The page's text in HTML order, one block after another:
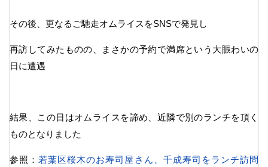
その後、更なるご馳走オムライスをSNSで発見し
再訪してみたものの、まさかの予約で満席という大賑わいの
日に遭遇
結果、この日はオムライスを諦め、近隣で別のランチを頂く
ものとなりました
参照： 若葉区桜木のお寿司屋さん、千成寿司をランチ訪問